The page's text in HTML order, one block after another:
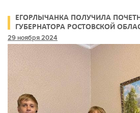
ЕГОРЛЫЧАНКА ПОЛУЧИЛА
ГУБЕРНАТОРА РОСТОВСКОЙ
29 ноября 2024